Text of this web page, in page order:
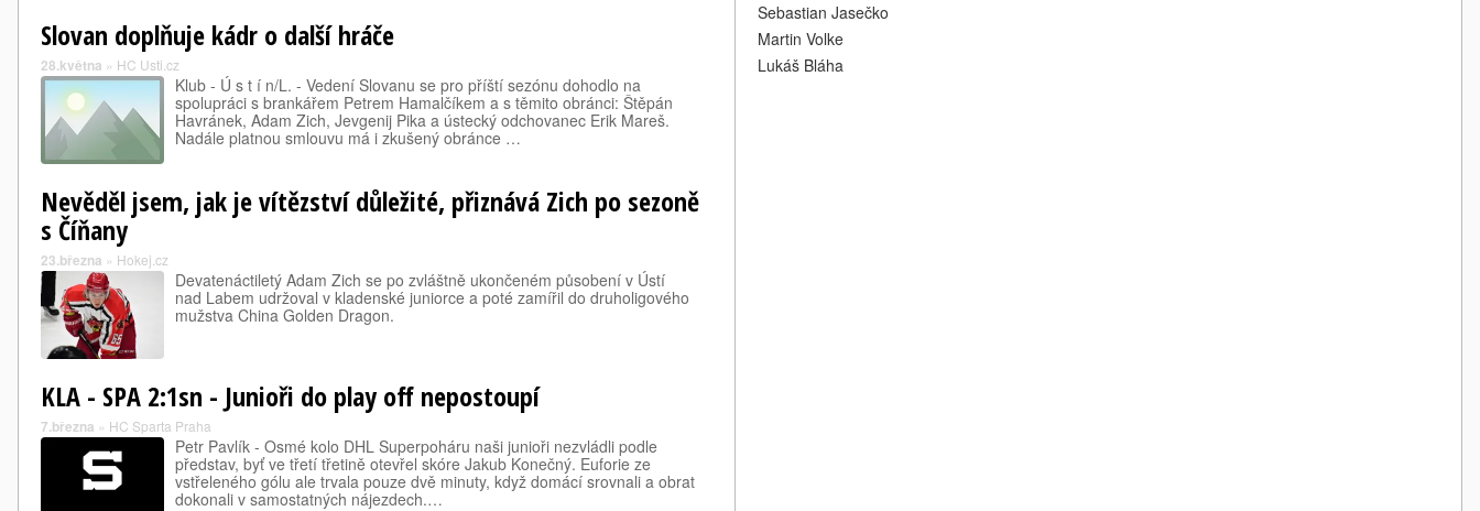
Slovan doplňuje kádr o další hráče
28.května » HC Usti.cz
Klub - Ú s t í n/L. - Vedení Slovanu se pro příští sezónu dohodlo na
spolupráci s brankářem Petrem Hamalčíkem a s těmito obránci: Štěpán
Havránek, Adam Zich, Jevgenij Pika a ústecký odchovanec Erik Mareš.
Nadále platnou smlouvu má i zkušený obránce …
Nevěděl jsem, jak je vítězství důležité, přiznává Zich po sezoně
s Číňany
23.března » Hokej.cz
Devatenáctiletý Adam Zich se po zvláštně ukončeném působení v Ústí
nad Labem udržoval v kladenské juniorce a poté zamířil do druholigového
mužstva China Golden Dragon.
KLA - SPA 2:1sn - Junioři do play off nepostoupí
7.března » HC Sparta Praha
Petr Pavlík - Osmé kolo DHL Superpoháru naši junioři nezvládli podle
představ, byť ve třetí třetině otevřel skóre Jakub Konečný. Euforie ze
vstřeleného gólu ale trvala pouze dvě minuty, když domácí srovnali a obrat
dokonali v samostatných nájezdech.…
Sebastian Jasečko
Martin Volke
Lukáš Bláha